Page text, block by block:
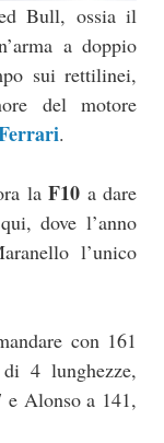
Bull, ossia il
a doppio
sui rettilinei,
del motore
.
laF10 a dare
dove l’anno
l’unico
con 161
4 lunghezze,
e Alonso a 141,